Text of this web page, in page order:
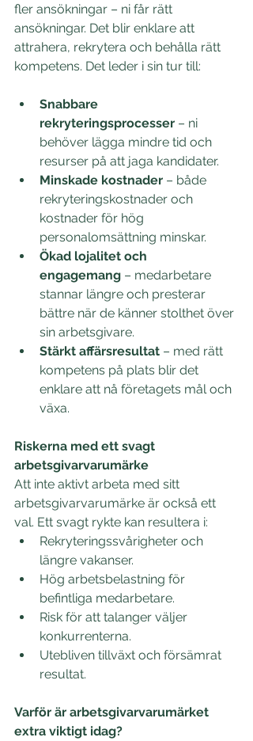
fler ansökningar – ni får rätt
ansökningar. Det blir enklare att
attrahera, rekrytera och behålla rätt
kompetens. Det leder i sin tur till:
Snabbare
rekryteringsprocesser – ni
behöver lägga mindre tid och
resurser på att jaga kandidater.
Minskade kostnader – både
rekryteringskostnader och
kostnader för hög
personalomsättning minskar.
Ökad lojalitet och
engagemang – medarbetare
stannar längre och presterar
bättre när de känner stolthet över
sin arbetsgivare.
Stärkt affärsresultat – med rätt
kompetens på plats blir det
enklare att nå företagets mål och
växa.
Riskerna med ett svagt
arbetsgivarvarumärke
Att inte aktivt arbeta med sitt
arbetsgivarvarumärke är också ett
val. Ett svagt rykte kan resultera i:
Rekryteringssvårigheter och
längre vakanser.
Hög arbetsbelastning för
befintliga medarbetare.
Risk för att talanger väljer
konkurrenterna.
Utebliven tillväxt och försämrat
resultat.
Varför är arbetsgivarvarumärket
extra viktigt idag?